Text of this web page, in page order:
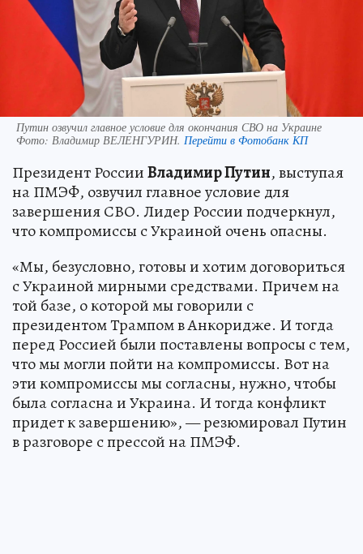
Путин озвучил главное условие для окончания СВО на Украине
Фото: Владимир ВЕЛЕНГУРИН. Перейти в Фотобанк КП
Президент РоссииВладимир Путин, выступая
на ПМЭФ, озвучил главное условие для
завершения СВО. Лидер России подчеркнул,
что компромиссы с Украиной очень опасны.
«Мы, безусловно, готовы и хотим договориться
с Украиной мирными средствами. Причем на
той базе, о которой мы говорили с
президентом Трампом в Анкоридже. И тогда
перед Россией были поставлены вопросы с тем,
что мы могли пойти на компромиссы. Вот на
эти компромиссы мы согласны, нужно, чтобы
была согласна и Украина. И тогда конфликт
придет к завершению», — резюмировал Путин
в разговоре с прессой на ПМЭФ.